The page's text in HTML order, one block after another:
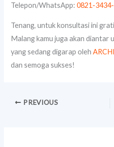
Telepon/WhatsApp:0821-
Tenang, untuk konsultasi ini
Malang kamu juga akan diantar
yang sedang digarap oleh
dan semoga sukses!
PREVIOUS